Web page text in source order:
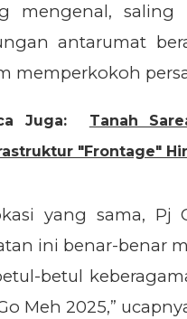
mengenal, saling
antarumat
memperkokoh
Juga:
Tanah
"Frontage"
yang sama, Pj
ini benar-benar
betul
Meh 2025,”